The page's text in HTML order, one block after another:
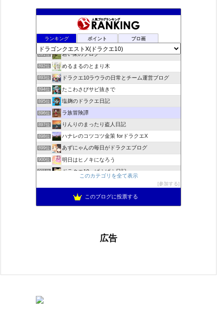
ランキング ポイント ブロ画
rosappiのブログ
890位 小さな村
891位 若い衆のブログ
892位 めるまるのとまり木
893位 ドラクエ10ラウラの日常とチーム運営ブログ
894位 たこわさびサビ抜きで
895位 塩麹のドラクエ日記
896位 ラ族冒険譚
897位 りんりのまったり盗人日記
898位 ハナレのコツコツ金策 forドラクエX
899位 あずにゃんの毎日がドラクエブログ
900位 明日はヒノキになろう
901位 ドラクエ10 ぱふぱふ日記
Run Run♪ ☆Slime★ 〜ドラクエ10攻略ブログ〜
ゆるふわエル子になりたくて(｀・ω・´)
このカテゴリを全て表示
参加する
このブログに投票する
広告